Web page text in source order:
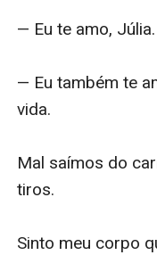
— Eu te amo,
— Eu também te
vida.
Mal saímos do
tiros.
Sinto meu corpo